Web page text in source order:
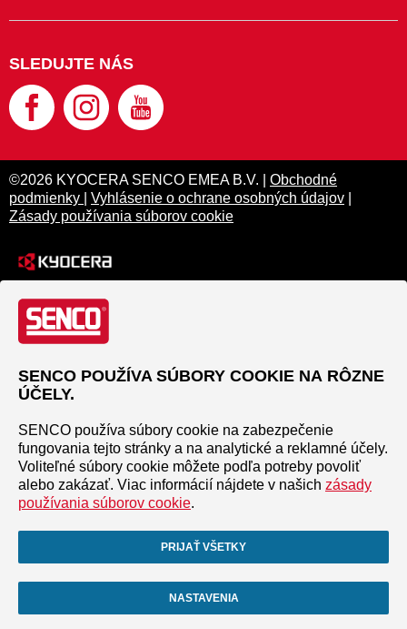
SLEDUJTE NÁS
©2026 KYOCERA SENCO EMEA B.V. | Obchodné
podmienky
Vyhlásenie o ochrane osobných údajov
Zásady používania súborov cookie
SENCO POUŽÍVA SÚBORY COOKIE NA RÔZNE
ÚČELY.
SENCO používa súbory cookie na zabezpečenie
fungovania tejto stránky a na analytické a reklamné účely.
Voliteľné súbory cookie môžete podľa potreby povoliť
alebo zakázať. Viac informácií nájdete v našich zásady
používania súborov cookie.
PRIJAŤ VŠETKY
NASTAVENIA